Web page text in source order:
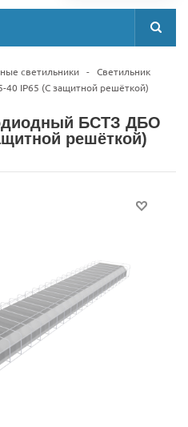
светильники - Светильник
IP65 (С защитной решёткой)
БСТЗ ДБО
решёткой)